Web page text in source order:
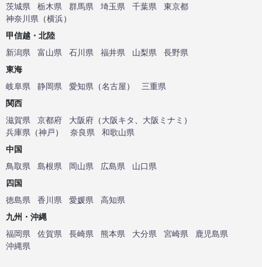
茨城県
栃木県 群馬県 埼玉県 千葉県
東京都
神奈川県 （横浜）
甲信越・北陸
新潟県
富山県 石川県 福井県 山梨県
長野県
東海
岐阜県
静岡県 愛知県 （名古屋）
三重県
関西
滋賀県
京都府 大阪府 （大阪キタ 大阪ミナミ ）
兵庫県 （神戸） 奈良県
和歌山県
中国
鳥取県
島根県 岡山県 広島県
山口県
四国
徳島県
香川県 愛媛県
高知県
九州・沖縄
福岡県
佐賀県 長崎県 熊本県 大分県 宮崎県
鹿児島県
沖縄県